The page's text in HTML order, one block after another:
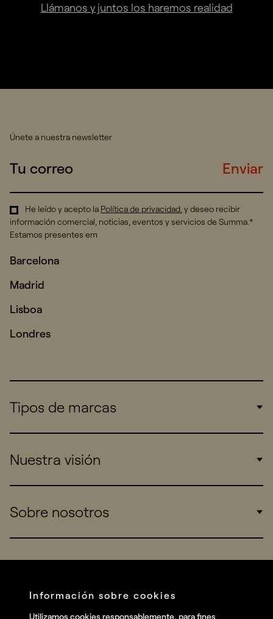
Llámanos y juntos los haremos realidad
Únete a nuestra newsletter
Enviar
He leído y acepto la Política de privacidad. y deseo recibir
información comercial, noticias, eventos y servicios de Summa.*
Estamos presentes em
Barcelona
Madrid
Lisboa
Londres
Tipos de marcas
Consumers
Startups
Nuestra visión
Work
Sobre nosotros
TalentInformación sobre cookies
Utilizamos cookies responsablemente, para fines